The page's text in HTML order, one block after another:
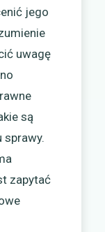
jego
uwagę
są
zapytać